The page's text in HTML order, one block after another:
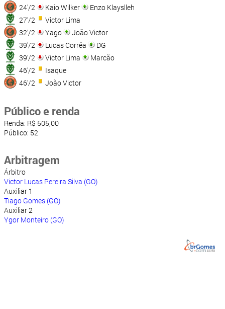
24'/2
Kaio Wilker
Enzo Klayslleh
27'/2
Victor Lima
32'/2
Yago
João Victor
39'/2
Lucas Corrêa
DG
39'/2
Victor Lima
Marcão
46'/2
Isaque
46'/2
João Victor
Público e renda
Renda: R$ 505,00
Público: 52
Arbitragem
Árbitro
Victor Lucas Pereira Silva (GO)
Auxiliar 1
Tiago Gomes (GO)
Auxiliar 2
Ygor Monteiro (GO)